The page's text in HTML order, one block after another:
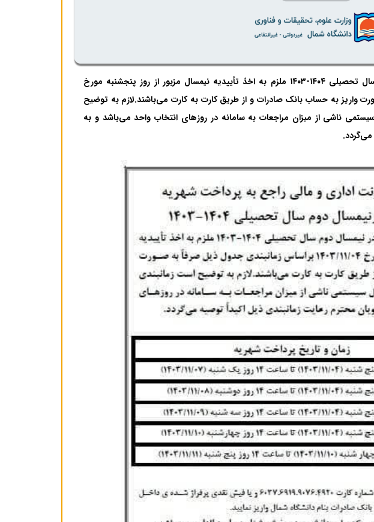
دانشجویان محترم برای ثبت نام در نیمسال دوم سال تحصیلی ۱۴۰۴-۱۴۰۳ ملزم به اخذ تأییدیه نیمسال مزبور از روز پنجشنبه مورخ
به صورت واریز به حساب بانک صادرات و از طریق کارت به کارت می‌باشند.لازم به توضیح
ناشی از میزان مراجعات به سامانه در روزهای انتخاب واحد می‌باشد و به
‌می‌گردد.